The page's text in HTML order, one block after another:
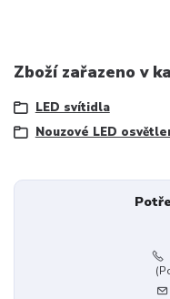
Zboží zařazeno v
LED svítidla
Nouzové LED